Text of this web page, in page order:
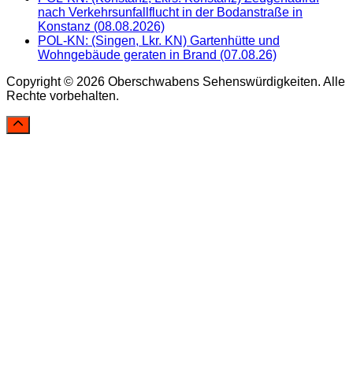
nach Verkehrsunfallflucht in der Bodanstraße in
Konstanz (08.08.2026)
POL-KN: (Singen, Lkr. KN) Gartenhütte und
Wohngebäude geraten in Brand (07.08.26)
Copyright © 2026 Oberschwabens Sehenswürdigkeiten. Alle
Rechte vorbehalten.